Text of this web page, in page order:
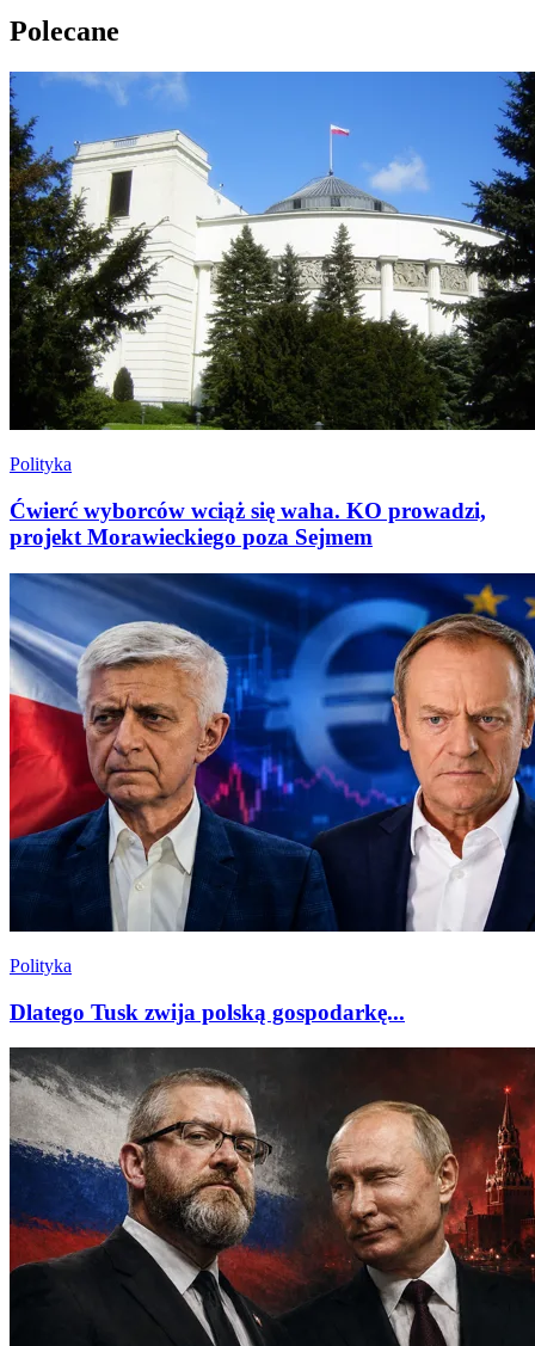
Polecane
Polityka
Ćwierć wyborców wciąż się waha. KO prowadzi,
projekt Morawieckiego poza Sejmem
Polityka
Dlatego Tusk zwija polską gospodarkę...